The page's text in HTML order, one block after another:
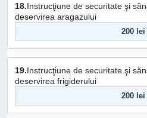
18.Instrucţiune de securitate şi
deservirea aragazului
200 lei
19.Instrucţiune de securitate şi
deservirea frigiderului
200 lei